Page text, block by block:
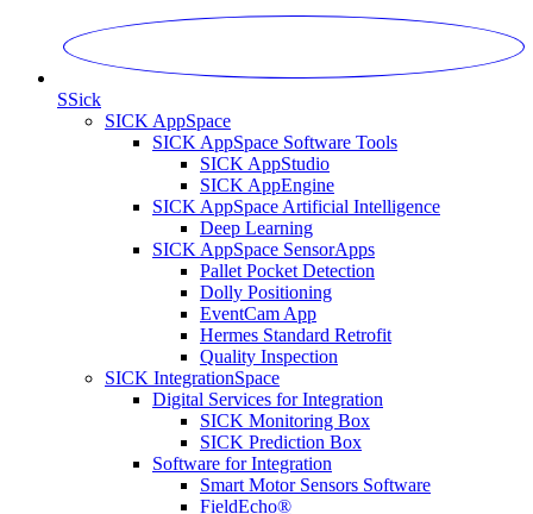
SSick
SICK AppSpace
SICK AppSpace Software Tools
SICK AppStudio
SICK AppEngine
SICK AppSpace Artificial Intelligence
Deep Learning
SICK AppSpace SensorApps
Pallet Pocket Detection
Dolly Positioning
EventCam App
Hermes Standard Retrofit
Quality Inspection
SICK IntegrationSpace
Digital Services for Integration
SICK Monitoring Box
SICK Prediction Box
Software for Integration
Smart Motor Sensors Software
FieldEcho®